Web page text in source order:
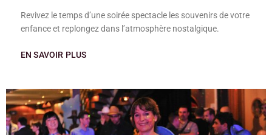
Revivez le temps d’une soirée spectacle les souvenirs de votre
enfance et replongez dans l’atmosphère nostalgique.
EN SAVOIR PLUS